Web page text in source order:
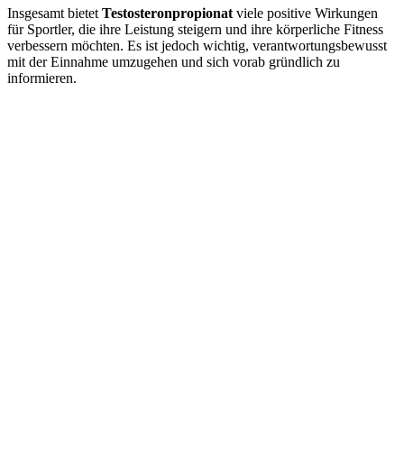
Insgesamt bietet Testosteronpropionat viele positive Wirkungen
für Sportler, die ihre Leistung steigern und ihre körperliche Fitness
verbessern möchten. Es ist jedoch wichtig, verantwortungsbewusst
mit der Einnahme umzugehen und sich vorab gründlich zu
informieren.